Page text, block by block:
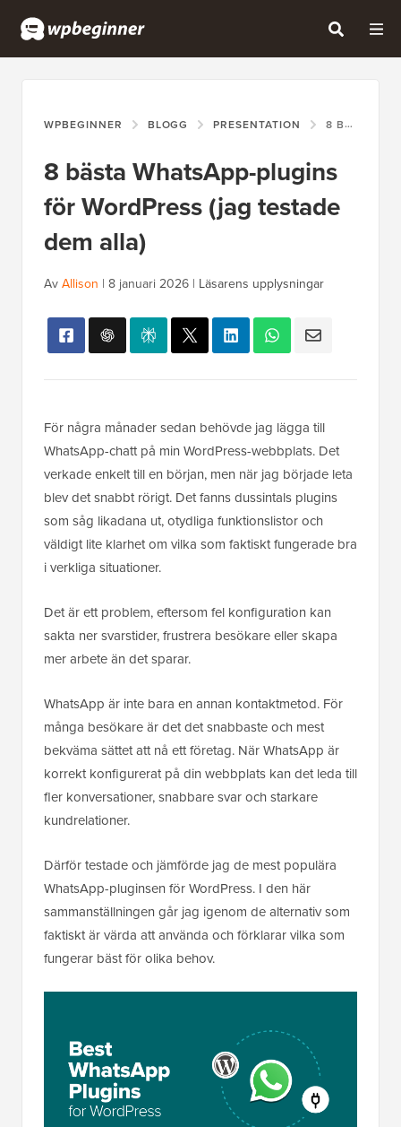
WPBEGINNER BLOGG PRESENTATION 8 BÄSTA WHATSAPP-PLUGINS FÖR WORDPRESS (JAG TESTADE DEM ALLA)
8 bästa WhatsApp-plugins
för WordPress (jag testade
dem alla)
AvAllison | 8 januari 2026 | Läsarens upplysningar
För några månader sedan behövde jag lägga till
WhatsApp-chatt på min WordPress-webbplats. Det
verkade enkelt till en början, men när jag började leta
blev det snabbt rörigt. Det fanns dussintals plugins
som såg likadana ut, otydliga funktionslistor och
väldigt lite klarhet om vilka som faktiskt fungerade bra
i verkliga situationer.
Det är ett problem, eftersom fel konfiguration kan
sakta ner svarstider, frustrera besökare eller skapa
mer arbete än det sparar.
WhatsApp är inte bara en annan kontaktmetod. För
många besökare är det det snabbaste och mest
bekväma sättet att nå ett företag. När WhatsApp är
korrekt konfigurerat på din webbplats kan det leda till
fler konversationer, snabbare svar och starkare
kundrelationer.
Därför testade och jämförde jag de mest populära
WhatsApp-pluginsen för WordPress. I den här
sammanställningen går jag igenom de alternativ som
faktiskt är värda att använda och förklarar vilka som
fungerar bäst för olika behov.